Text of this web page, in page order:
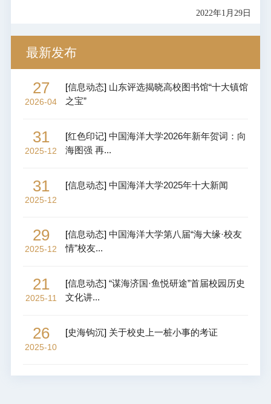
2022年1月29日
最新发布
27
2026-04
[信息动态] 山东评选揭晓高校图书馆“十大镇馆
之宝”
31
2025-12
[红色印记] 中国海洋大学2026年新年贺词：向
海图强 再...
31
2025-12
[信息动态] 中国海洋大学2025年十大新闻
29
2025-12
[信息动态] 中国海洋大学第八届“海大缘·校友
情”校友...
21
2025-11
[信息动态] “谋海济国·鱼悦研途”首届校园历史
文化讲...
26
2025-10
[史海钩沉] 关于校史上一桩小事的考证